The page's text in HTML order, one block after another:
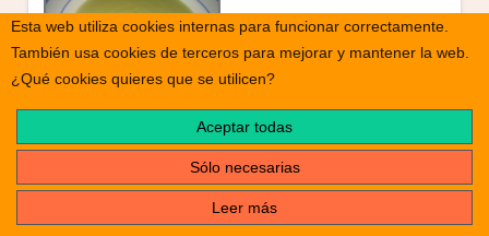
print
Nombre de la receta
Puré de calabacín
Esta web utiliza cookies internas para funcionar correctamente.
También usa cookies de terceros para mejorar y mantener la web.
¿Qué cookies quieres que se utilicen?
Aceptar todas
Sólo necesarias
Leer más